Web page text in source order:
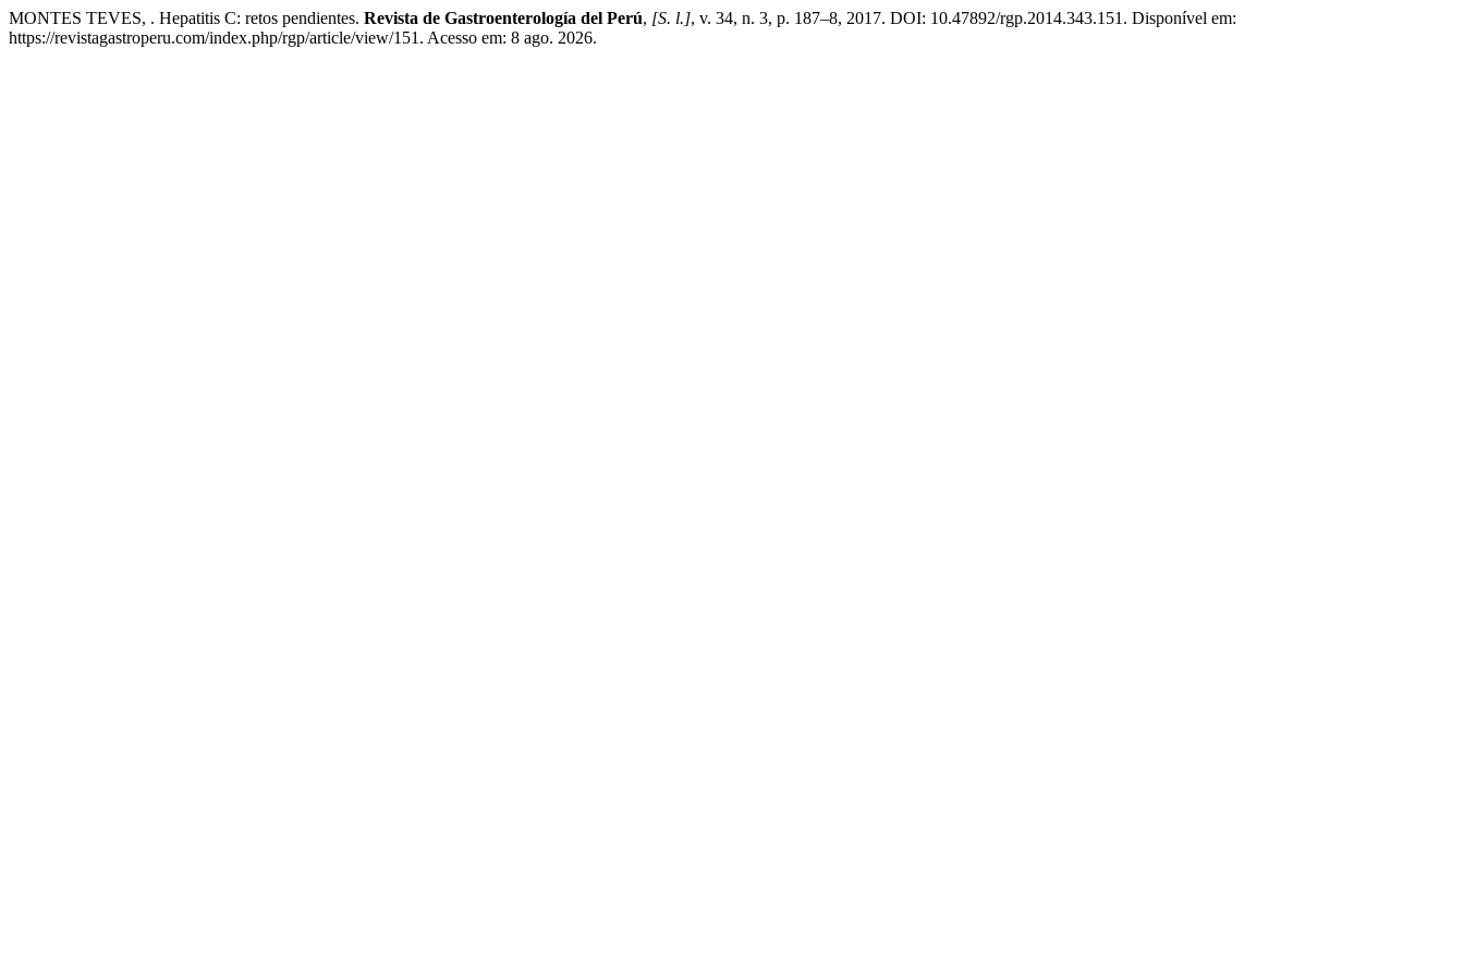
MONTES TEVES, . Hepatitis C: retos pendientes. Revista de Gastroenterología del Perú, [S. l.], v. 34, n. 3, p. 187–8, 2017. DOI: 10.47892/rgp.2014.343.151. Disponível em:
https://revistagastroperu.com/index.php/rgp/article/view/151. Acesso em: 8 ago. 2026.